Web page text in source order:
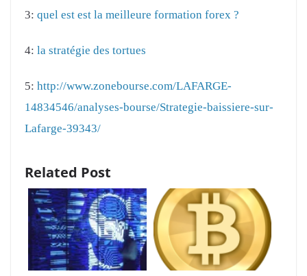
3: quel est est la meilleure formation forex ?
4: la stratégie des tortues
5: http://www.zonebourse.com/LAFARGE-
14834546/analyses-bourse/Strategie-baissiere-sur-
Lafarge-39343/
Related Post